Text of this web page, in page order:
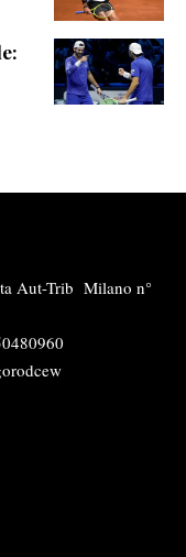
Aut-Trib Milano n°